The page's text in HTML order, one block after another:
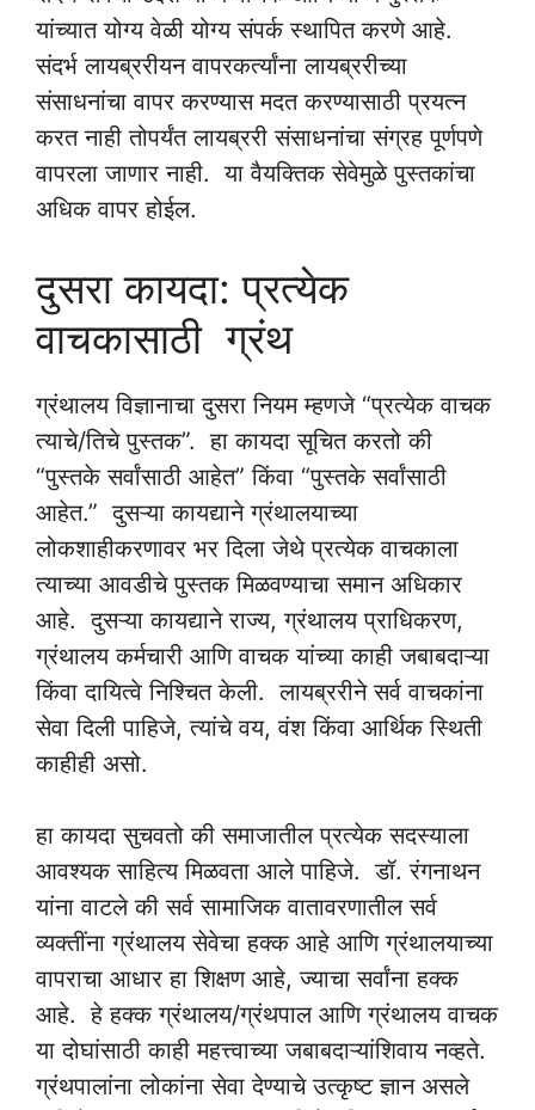
यांच्यात योग्य वेळी योग्य संपर्क स्थापित करणे आहे.
संदर्भ लायब्ररीयन वापरकर्त्यांना लायब्ररीच्या
संसाधनांचा वापर करण्यास मदत करण्यासाठी प्रयत्न
करत नाही तोपर्यंत लायब्ररी संसाधनांचा संग्रह पूर्णपणे
वापरला जाणार नाही. या वैयक्तिक सेवेमुळे पुस्तकांचा
अधिक वापर होईल.
दुसरा कायदा: प्रत्येक
वाचकासाठी ग्रंथ
ग्रंथालय विज्ञानाचा दुसरा नियम म्हणजे “प्रत्येक वाचक
त्याचे/तिचे पुस्तक”. हा कायदा सूचित करतो की
“पुस्तके सर्वांसाठी आहेत” किंवा “पुस्तके सर्वांसाठी
आहेत.” दुसऱ्या कायद्याने ग्रंथालयाच्या
लोकशाहीकरणावर भर दिला जेथे प्रत्येक वाचकाला
त्याच्या आवडीचे पुस्तक मिळवण्याचा समान अधिकार
आहे. दुसऱ्या कायद्याने राज्य, ग्रंथालय प्राधिकरण,
ग्रंथालय कर्मचारी आणि वाचक यांच्या काही जबाबदाऱ्या
किंवा दायित्वे निश्चित केली. लायब्ररीने सर्व वाचकांना
सेवा दिली पाहिजे, त्यांचे वय, वंश किंवा आर्थिक स्थिती
काहीही असो.
हा कायदा सुचवतो की समाजातील प्रत्येक सदस्याला
आवश्यक साहित्य मिळवता आले पाहिजे. डॉ. रंगनाथन
यांना वाटले की सर्व सामाजिक वातावरणातील सर्व
व्यक्तींना ग्रंथालय सेवेचा हक्क आहे आणि ग्रंथालयाच्या
वापराचा आधार हा शिक्षण आहे, ज्याचा सर्वांना हक्क
आहे. हे हक्क ग्रंथालय/ग्रंथपाल आणि ग्रंथालय वाचक
या दोघांसाठी काही महत्त्वाच्या जबाबदाऱ्यांशिवाय नव्हते.
ग्रंथपालांना लोकांना सेवा देण्याचे उत्कृष्ट ज्ञान असले